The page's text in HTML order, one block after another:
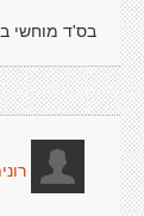
בס'ד מוחשי